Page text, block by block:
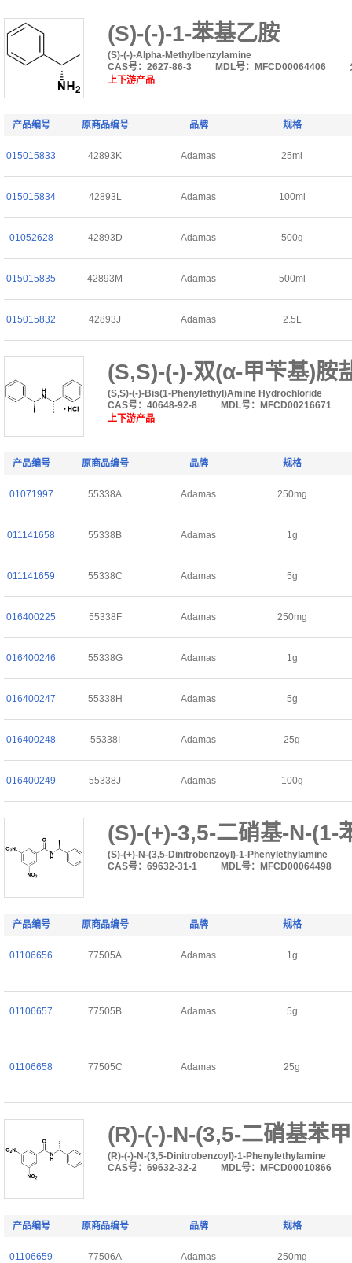
(S)-(-)-1-苯基乙胺
(S)-(-)-Alpha-Methylbenzylamine
CAS号：2627-86-3
MDL号：MFCD00064406
上下游产品
产品编号 原商品编号 品牌 规格
015015833 42893K Adamas 25ml
015015834 42893L Adamas 100ml
01052628 42893D Adamas 500g
015015835 42893M Adamas 500ml
015015832 42893J Adamas 2.5L
(S,S)-(-)-双(α-甲苄基)胺
(S,S)-(-)-Bis(1-Phenylethyl)Amine Hydrochloride
CAS号：40648-92-8
MDL号：MFCD00216671
上下游产品
产品编号 原商品编号 品牌 规格
01071997 55338A Adamas 250mg
011141658 55338B Adamas 1g
011141659 55338C Adamas 5g
016400225 55338F Adamas 250mg
016400246 55338G Adamas 1g
016400247 55338H Adamas 5g
016400248 55338I Adamas 25g
016400249 55338J Adamas 100g
(S)-(+)-3,5-二硝基-N-(1-
(S)-(+)-N-(3,5-Dinitrobenzoyl)-1-Phenylethylamine
CAS号：69632-31-1
MDL号：MFCD00064498
产品编号 原商品编号 品牌 规格
01106656 77505A Adamas 1g
01106657 77505B Adamas 5g
01106658 77505C Adamas 25g
(R)-(-)-N-(3,5-二硝基苯
(R)-(-)-N-(3,5-Dinitrobenzoyl)-1-Phenylethylamine
CAS号：69632-32-2
MDL号：MFCD00010866
产品编号 原商品编号 品牌 规格
01106659 77506A Adamas 250mg